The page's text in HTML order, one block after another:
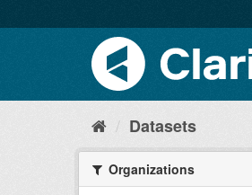
Datasets
Organizations